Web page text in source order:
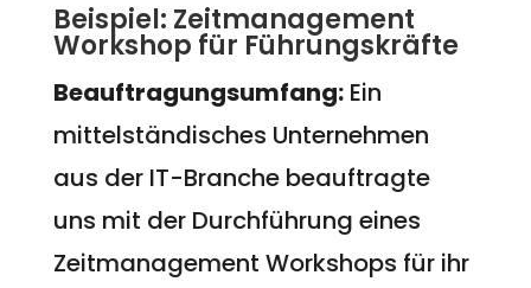
Beispiel: Zeitmanagement
Workshop für Führungskräfte
Beauftragungsumfang:Ein
mittelständisches Unternehmen
aus der IT-Branche beauftragte
uns mit der Durchführung eines
Zeitmanagement Workshops für ihr